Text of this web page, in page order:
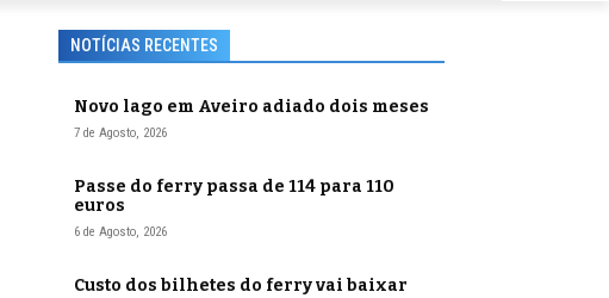
NOTÍCIAS RECENTES
Novo lago em Aveiro adiado dois meses
7 de Agosto, 2026
Passe do ferry passa de 114 para 110
euros
6 de Agosto, 2026
Custo dos bilhetes do ferry vai baixar